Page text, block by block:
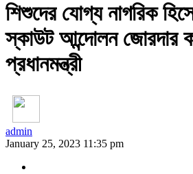
শিশুদের যোগ্য নাগরিক
স্কাউট আন্দোলন জোরদার
প্রধানমন্ত্রী
admin
January 25, 2023 11:35 pm